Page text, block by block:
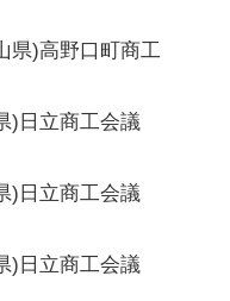
県)高野口町商工
)日立商工会議
)日立商工会議
)日立商工会議